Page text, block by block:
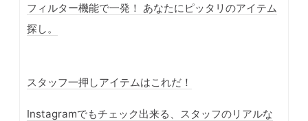
フィルター機能で一発！ あなたにピッタリのアイテム
探し。
スタッフ一押しアイテムはこれだ！
Instagramでもチェック出来る、スタッフのリアルな